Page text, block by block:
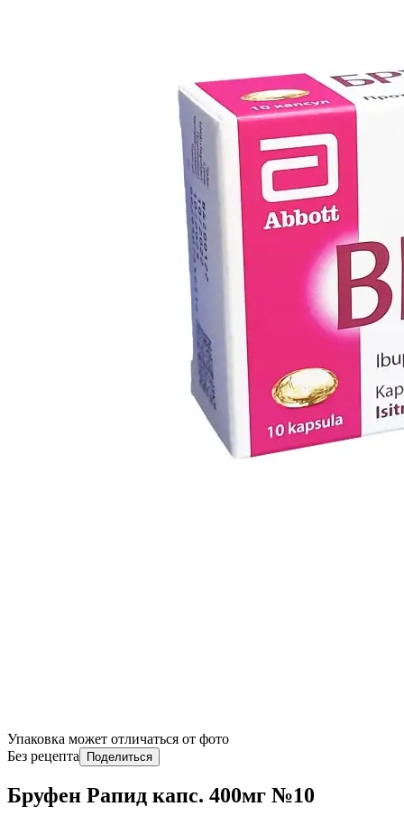
Упаковка может отличаться от фото
Без рецепта
Поделиться
Бруфен Рапид капс. 400мг №10